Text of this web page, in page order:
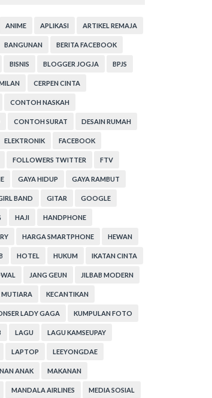
ANIME APLIKASI ARTIKEL REMAJA
BANGUNAN BERITA FACEBOOK
BISNIS BLOGGER JOGJA BPJS
CERPEN CINTA
CONTOH NASKAH
CONTOH SURAT DESAIN RUMAH
ELEKTRONIK FACEBOOK
FOLLOWERS TWITTER FTV
GAYA HIDUP GAYA RAMBUT
BAND GITAR GOOGLE
HAJI HANDPHONE
HARGA SMARTPHONE HEWAN
HOTEL HUKUM IKATAN CINTA
JANG GEUN JILBAB MODERN
MUTIARA KECANTIKAN
LADY GAGA KUMPULAN FOTO
LAGU LAGU KAMSEUPAY
LAPTOP LEEYONGDAE
ANAK MAKANAN
MANDALA AIRLINES MEDIA SOSIAL